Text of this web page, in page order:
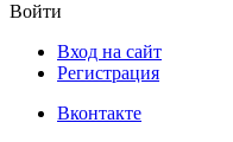
Войти
Вход на сайт
Регистрация
Вконтакте